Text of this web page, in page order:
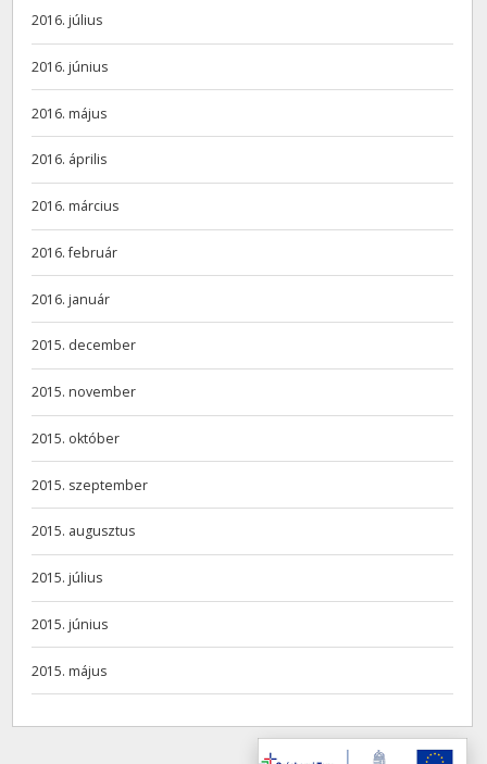
2016. július
2016. június
2016. május
2016. április
2016. március
2016. február
2016. január
2015. december
2015. november
2015. október
2015. szeptember
2015. augusztus
2015. július
2015. június
2015. május